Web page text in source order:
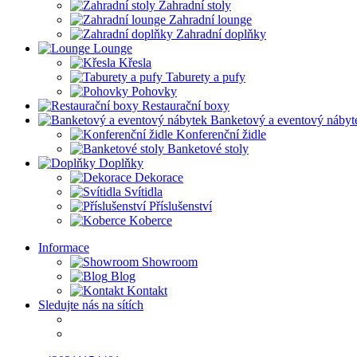
Zahradní stoly
Zahradní lounge
Zahradní doplňky
Lounge
Křesla
Taburety a pufy
Pohovky
Restaurační boxy
Banketový a eventový
Konferenční židle
Banketové stoly
Doplňky
Dekorace
Svítidla
Příslušenství
Koberce
Informace
Showroom
Blog
Kontakt
Sledujte nás na sítích